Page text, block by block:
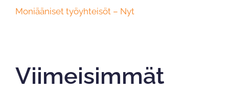
Moniääniset työyhteisöt – Nyt
Viimeisimmät